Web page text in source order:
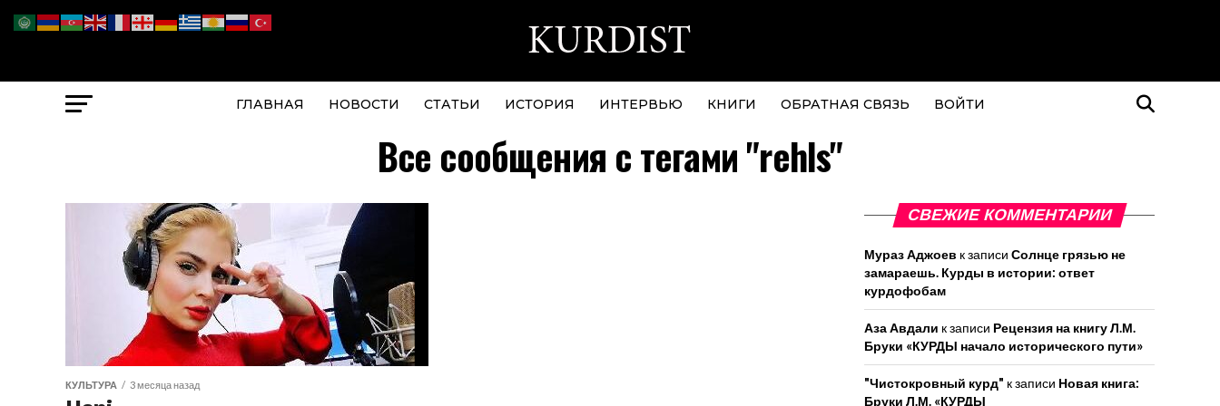
ГЛАВНАЯ НОВОСТИ СТАТЬИ ИСТОРИЯ ИНТЕРВЬЮ КНИГИ ОБРАТНАЯ СВЯЗЬ ВОЙТИ
Все сообщения с тегами "rehls"
КУЛЬТУРА 3 месяца назад
СВЕЖИЕ КОММЕНТАРИИ
Мураз Аджоев к записи Солнце грязью не
замараешь. Курды в истории: ответ
курдофобам
Аза Авдали к записи Рецензия на книгу Л.М.
Бруки «КУРДЫ начало исторического пути»
"Чистокровный курд" к записи Новая книга:
Бруки Л.М. «КУРДЫ